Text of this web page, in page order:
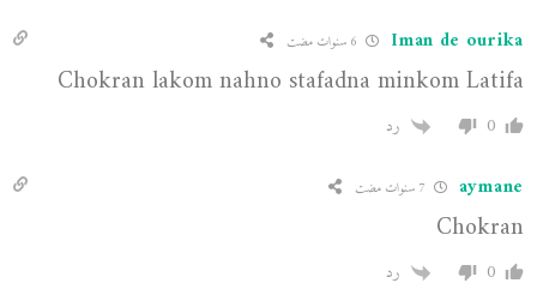
Iman de ourika
Chokran lakom nahno stafadna minkom Latifa
0 رد
aymane
Chokran
0 رد